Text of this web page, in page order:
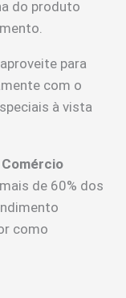
do produto
para
com o
à vista
de 60% dos
como